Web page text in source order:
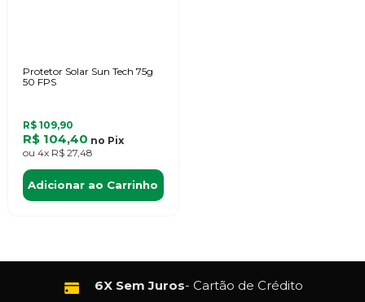
Protetor Solar Sun Tech 75g
50 FPS
R$ 109,90
R$ 104,40 no Pix
ou 4x R$ 27,48
Adicionar ao Carrinho
6X Sem Juros- Cartão de Crédito